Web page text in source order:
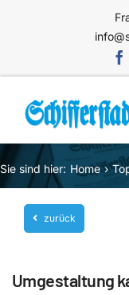
Home
Themen
Blog
Service
Sie sind hier: Home
zurück
Umgestaltung